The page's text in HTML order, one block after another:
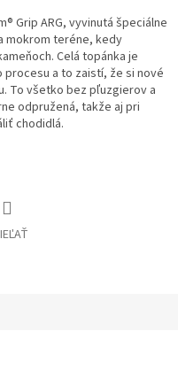
Grip ARG, vyvinutá špeciálne
mokrom teréne, kedy
Celá topánka je
a to zaistí, že si nové
To všetko bez pľuzgierov a
odpružená, takže aj pri
chodidlá.